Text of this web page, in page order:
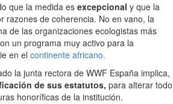
que la medida es excepcional y que la
razones de coherencia. No en vano, la
de las organizaciones ecologistas más
un programa muy activo para la
en el continente africano.
la junta rectora de WWF España implica,
de sus estatutos, para alterar todo
honoríficas de la institución.